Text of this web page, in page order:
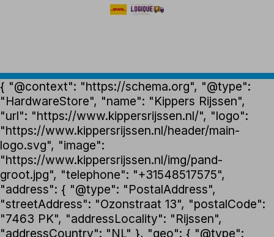
{ "@context": "https://schema.org", "@type":
"HardwareStore", "name": "Kippers Rijssen",
"url": "https://www.kippersrijssen.nl/", "logo":
"https://www.kippersrijssen.nl/header/main-
logo.svg", "image":
"https://www.kippersrijssen.nl/img/pand-
groot.jpg", "telephone": "+31548517575",
"address": { "@type": "PostalAddress",
"streetAddress": "Ozonstraat 13", "postalCode":
"7463 PK", "addressLocality": "Rijssen",
"addressCountry": "NL" }, "geo": { "@type":